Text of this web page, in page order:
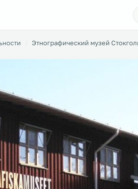
Этнографический музей